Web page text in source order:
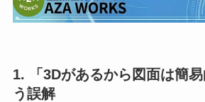
1. 「3Dがあるから図面は簡
う誤解